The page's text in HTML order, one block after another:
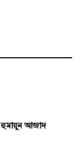
হুমায়ুন আজাদ